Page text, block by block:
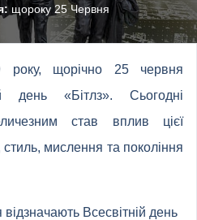
: щороку 25 Червня
року, щорічно 25 червня
день «Бітлз». Сьогодні
став вплив цієї
стиль, мислення та покоління
Всесвітній день